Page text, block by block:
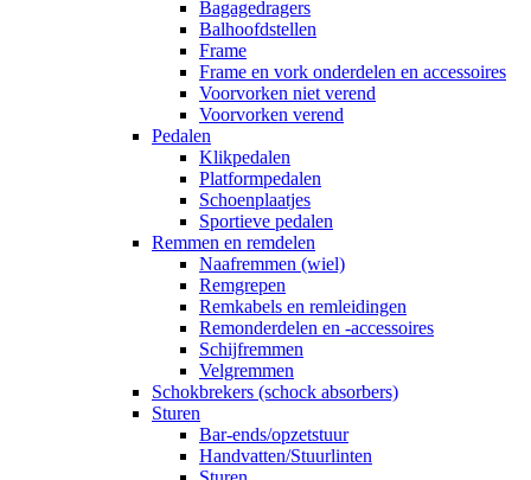
Bagagedragers
Balhoofdstellen
Frame
Frame en vork onderdelen en accessoires
Voorvorken niet verend
Voorvorken verend
Pedalen
Klikpedalen
Platformpedalen
Schoenplaatjes
Sportieve pedalen
Remmen en remdelen
Naafremmen (wiel)
Remgrepen
Remkabels en remleidingen
Remonderdelen en -accessoires
Schijfremmen
Velgremmen
Schokbrekers (schock absorbers)
Sturen
Bar-ends/opzetstuur
Handvatten/Stuurlinten